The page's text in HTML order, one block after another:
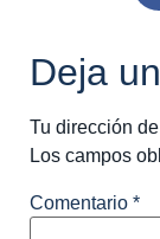
Deja
Tu dirección
Los campos
Comentario *